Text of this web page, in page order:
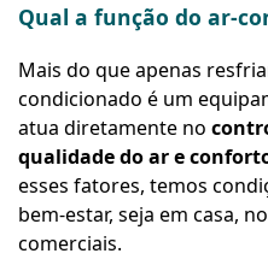
Qual a função do ar-
Mais do que apenas
condicionado é um
atua diretamente no
qualidade do ar e
esses fatores, temos
bem-estar, seja em casa,
comerciais.